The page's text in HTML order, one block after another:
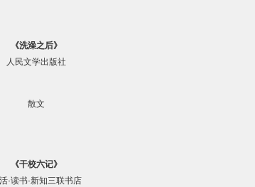
《洗澡之后》
人民文学出版社
散文
《干校六记》
·读书·新知三联书店